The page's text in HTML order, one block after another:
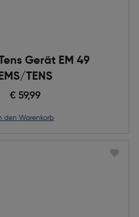
Gerät EM 49
EMS/TENS
€ 59,99
den Warenkorb